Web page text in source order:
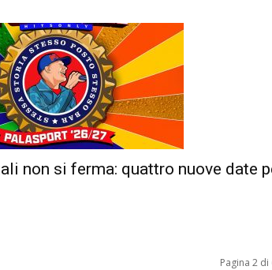
non si ferma: quattro nuove date
Pagina 2 di